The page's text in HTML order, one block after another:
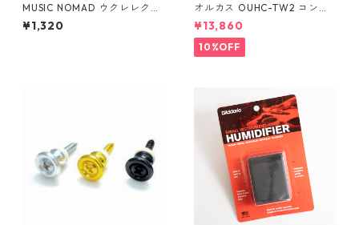
MUSIC NOMAD ウクレレクリ
ーナー MN121
¥1,320
オルカス OUHC-TW2 コンサ
ートウクレレ用ハードケース
¥13,860
10%OFF